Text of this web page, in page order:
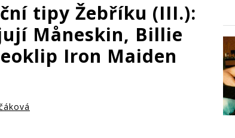
tipy Žebříku (III.):
Måneskin, Billie
Iron Maiden